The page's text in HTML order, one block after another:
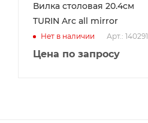
Вилка столовая 20.4см
TURIN Arc all mirror
Нет в наличии Арт.: 140291
Цена по запросу